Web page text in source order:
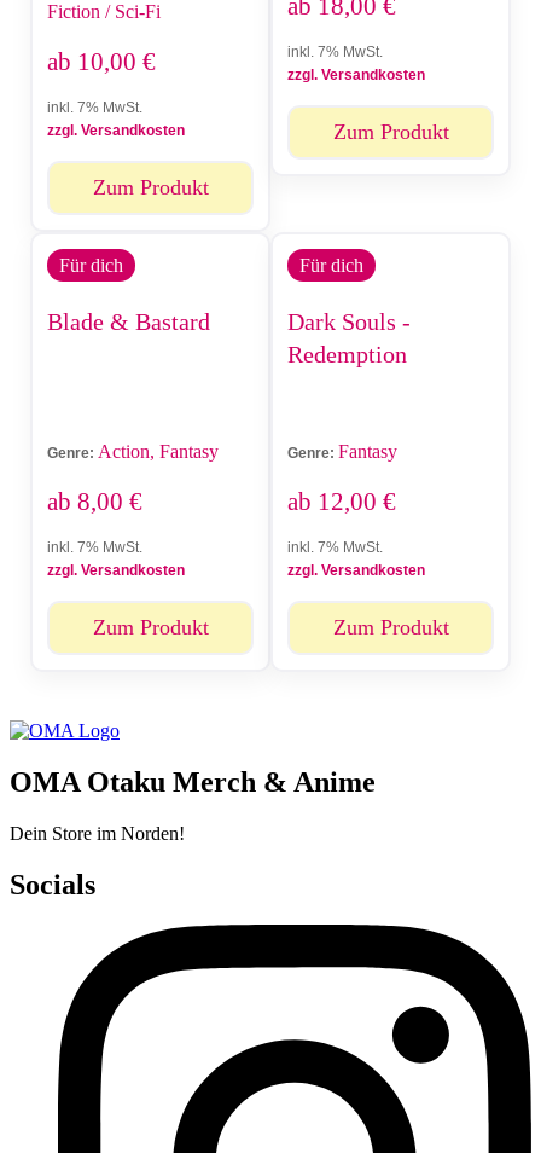
Fiction / Sci-Fi
ab 10,00 €
inkl. 7% MwSt.
zzgl. Versandkosten
Zum Produkt
inkl. 7% MwSt.
zzgl. Versandkosten
Zum Produkt
Für dich
Blade & Bastard
Genre: Action, Fantasy
ab 8,00 €
inkl. 7% MwSt.
zzgl. Versandkosten
Zum Produkt
Für dich
Dark Souls -
Redemption
Genre: Fantasy
ab 12,00 €
inkl. 7% MwSt.
zzgl. Versandkosten
Zum Produkt
OMA Otaku Merch & Anime
Dein Store im Norden!
Socials